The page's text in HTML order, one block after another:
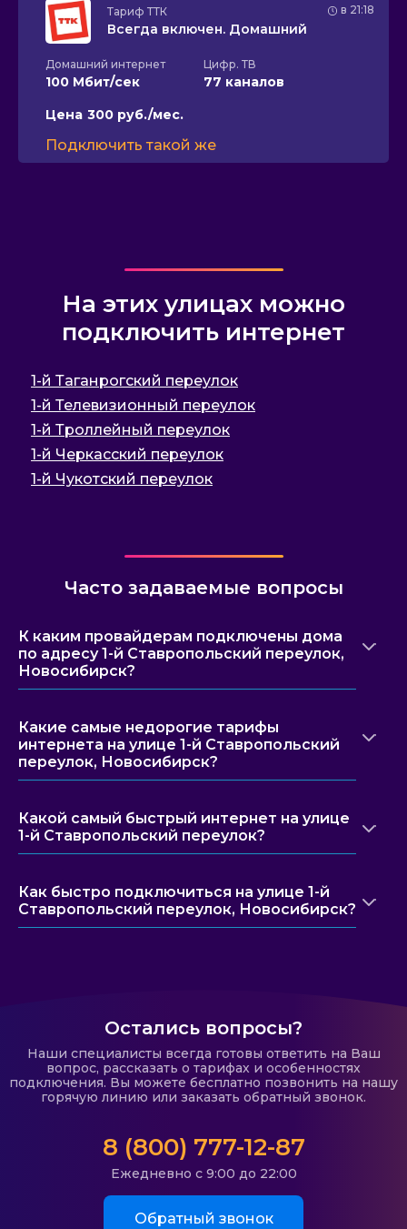
в 21:18
Тариф ТТК
Всегда включен. Домашний
Домашний интернет
100 Мбит/сек
Цифр. ТВ
77 каналов
Цена 300 руб./мес.
Подключить такой же
На этих улицах можно
подключить интернет
1-й Таганрогский переулок
1-й Телевизионный переулок
1-й Троллейный переулок
1-й Черкасский переулок
1-й Чукотский переулок
Часто задаваемые вопросы
К каким провайдерам подключены дома
по адресу 1-й Ставропольский переулок,
Новосибирск?
Какие самые недорогие тарифы
интернета на улице 1-й Ставропольский
переулок, Новосибирск?
Какой самый быстрый интернет на улице
1-й Ставропольский переулок?
Как быстро подключиться на улице 1-й
Ставропольский переулок, Новосибирск?
Остались вопросы?
Наши специалисты всегда готовы ответить на Ваш
вопрос, рассказать о тарифах и особенностях
подключения. Вы можете бесплатно позвонить на нашу
горячую линию или заказать обратный звонок.
8 (800) 777-12-87
Ежедневно с 9:00 до 22:00
Обратный звонок